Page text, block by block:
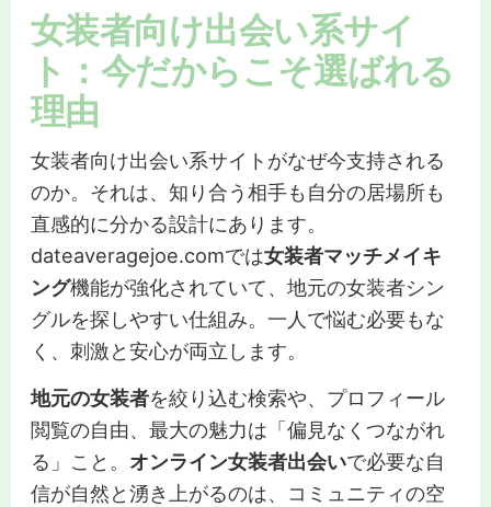
女装者向け出会い系サイ
ト：今だからこそ選ばれる
理由
女装者向け出会い系サイトがなぜ今支持される
のか。それは、知り合う相手も自分の居場所も
直感的に分かる設計にあります。
dateaveragejoe.comでは女装者マッチメイキ
ング機能が強化されていて、地元の女装者シン
グルを探しやすい仕組み。一人で悩む必要もな
く、刺激と安心が両立します。
地元の女装者を絞り込む検索や、プロフィール
閲覧の自由、最大の魅力は「偏見なくつながれ
る」こと。 オンライン女装者出会いで必要な自
信が自然と湧き上がるのは、コミュニティの空